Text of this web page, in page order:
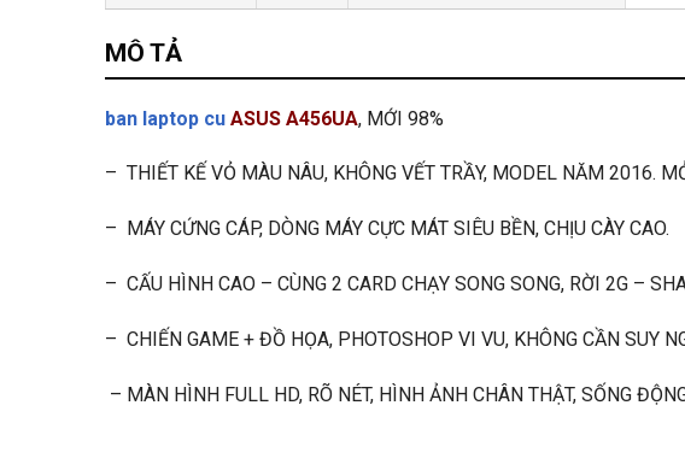
MÔ TẢ
ban laptop cu ASUS A456UA, MỚI 98%
– THIẾT KẾ VỎ MÀU NÂU, KHÔNG VẾT TRẦY, MODEL NĂM 2016.
– MÁY CỨNG CÁP, DÒNG MÁY CỰC MÁT SIÊU BỀN, CHỊU CÀY CAO.
– CẤU HÌNH CAO – CÙNG 2 CARD CHẠY SONG SONG, RỜI 2G –
– CHIẾN GAME + ĐỒ HỌA, PHOTOSHOP VI VU, KHÔNG CẦN SUY
– MÀN HÌNH FULL HD, RÕ NÉT, HÌNH ẢNH CHÂN THẬT, SỐNG